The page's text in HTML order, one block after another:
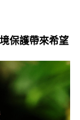
保護帶來希望